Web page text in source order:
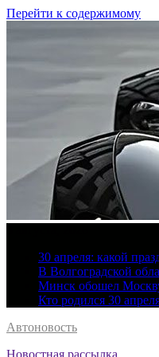
Перейти к содержимому
30 апреля: какой
В Волгоградской
Минск обошел
Кто родился 30
Автоновость
Новостная рассылка